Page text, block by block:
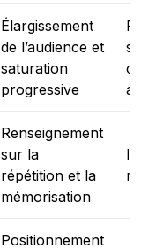
Élargissement
de l’audience et
saturation
progressive
Renseignement
sur la
répétition et la
mémorisation
Positionnement